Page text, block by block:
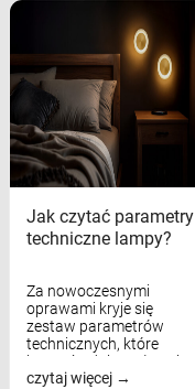
Jak czytać parametry
techniczne lampy?
Za nowoczesnymi
oprawami kryje się
zestaw parametrów
technicznych, które
bezpośrednio wpływają
na komfort widzenia,
czytaj więcej